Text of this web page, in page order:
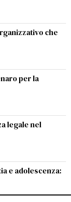
che
per la
legale nel
e adolescenza: